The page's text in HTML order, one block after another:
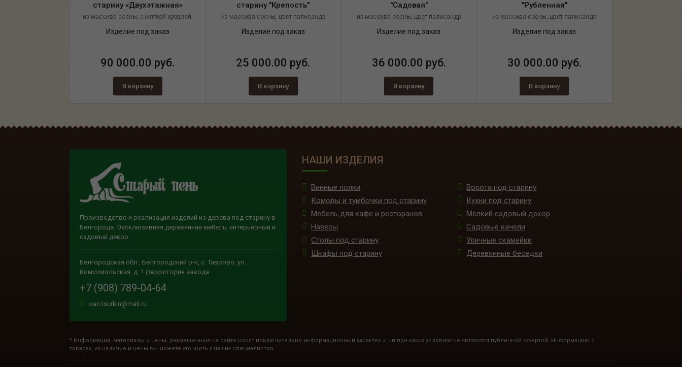
старину «Двухэтажная»
из массива сосны, с мягкой кровлей,
с декором из каната
Изделие под заказ
90 000.00 руб.
В корзину
старину "Крепость"
из массива сосны, цвет палисандр
Изделие под заказ
25 000.00 руб.
В корзину
"Садовая"
из массива сосны, цвет палисандр
Изделие под заказ
36 000.00 руб.
В корзину
"Рубленная"
из массива сосны, цвет палисандр
Изделие под заказ
30 000.00 руб.
В корзину
Производство и реализация изделий из дерева под старину в
Белгороде. Эксклюзивная деревянная мебель, интерьерный и
садовый декор.
Белгородская обл., Белгородский р-н, с. Таврово, ул.
Комсомольская, д. 1 (территория завода
+7 (908) 789-04-64
ivan.tsurkin@mail.ru
НАШИ ИЗДЕЛИЯ
Винные полки
Ворота под старину
Комоды и тумбочки под старину
Кухни под старину
Мебель для кафе и ресторанов
Мелкий садовый декор
Навесы
Садовые качели
Столы под старину
Уличные скамейки
Шкафы под старину
Деревянные беседки
* Информация, материалы и цены, размещенные на сайте носят исключительно информационный характер и ни при каких условиях не являются публичной офертой. Информацию о
товарах, их наличие и цены вы можете уточнить у наших специалистов.